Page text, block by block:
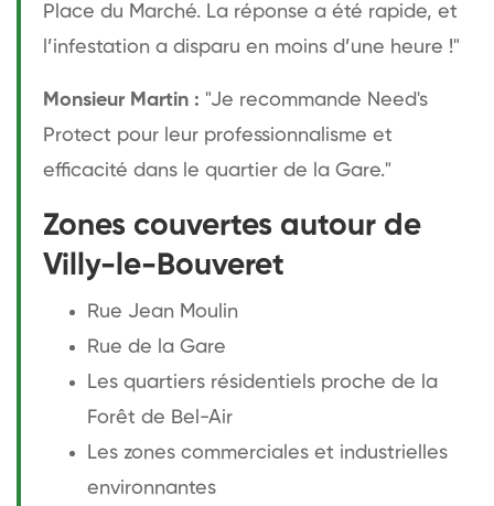
Place du Marché. La réponse a été rapide, et
l’infestation a disparu en moins d’une heure !"
Monsieur Martin : "Je recommande Need's
Protect pour leur professionnalisme et
efficacité dans le quartier de la Gare."
Zones couvertes autour de
Villy-le-Bouveret
Rue Jean Moulin
Rue de la Gare
Les quartiers résidentiels proche de la
Forêt de Bel-Air
Les zones commerciales et industrielles
environnantes